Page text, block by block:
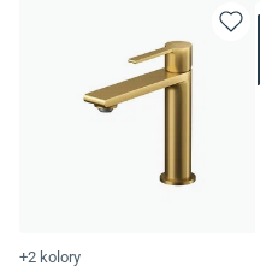
+2 kolory